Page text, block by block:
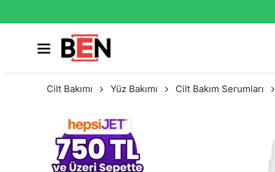
Cilt Bakımı Yüz Bakımı Cilt Bakım Serumları